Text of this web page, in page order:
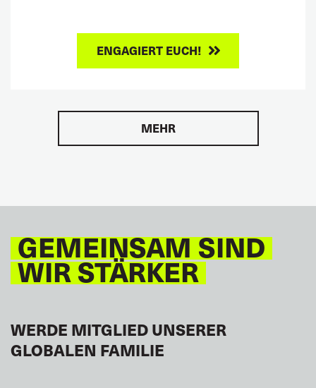
ENGAGIERT EUCH!
MEHR
GEMEINSAM SIND
WIR STÄRKER
WERDE MITGLIED UNSERER
GLOBALEN FAMILIE